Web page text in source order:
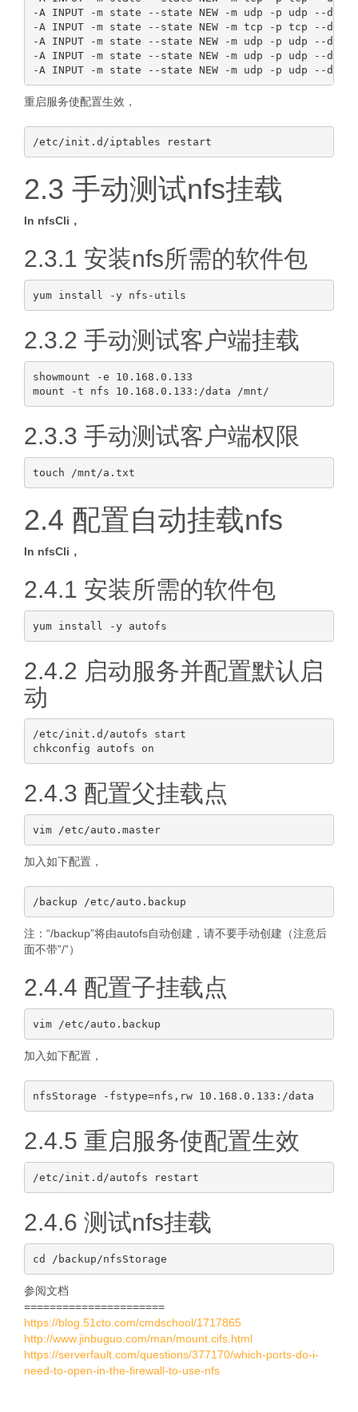
-A INPUT -m state --state NEW -m udp -p udp --dport
-A INPUT -m state --state NEW -m tcp -p tcp --dport
-A INPUT -m state --state NEW -m udp -p udp --dport
-A INPUT -m state --state NEW -m udp -p udp --dport
重启服务使配置生效，
2.3 手动测试nfs挂载
In nfsCli，
2.3.1 安装nfs所需的软件包
2.3.2 手动测试客户端挂载
showmount -e 10.168.0.133
2.3.3 手动测试客户端权限
2.4 配置自动挂载nfs
In nfsCli，
2.4.1 安装所需的软件包
2.4.2 启动服务并配置默认启
动
/etc/init.d/autofs start
2.4.3 配置父挂载点
vim /etc/auto.master
加入如下配置，
注：“/backup”将由autofs自动创建，请不要手动创建（注意后
面不带”/”）
2.4.4 配置子挂载点
加入如下配置，
2.4.5 重启服务使配置生效
2.4.6 测试nfs挂载
参阅文档
======================
https://blog.51cto.com/cmdschool/1717865
http://www.jinbuguo.com/man/mount.cifs.html
https://serverfault.com/questions/377170/which-ports-do-i-
need-to-open-in-the-firewall-to-use-nfs